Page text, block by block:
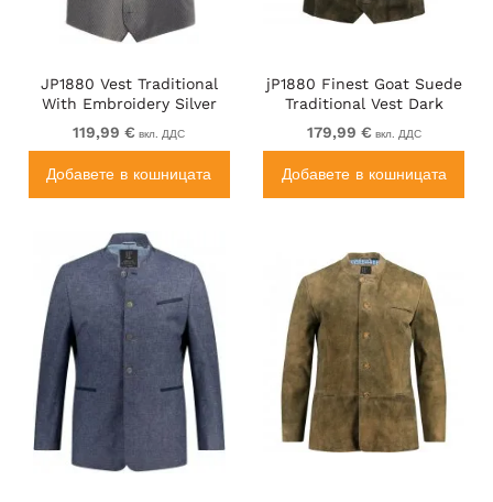
JP1880 Vest Traditional
With Embroidery Silver
119,99 € вкл. ДДС
Добавете в кошницата
jP1880 Finest Goat Suede
Traditional Vest Dark
Brown
179,99 € вкл. ДДС
Добавете в кошницата